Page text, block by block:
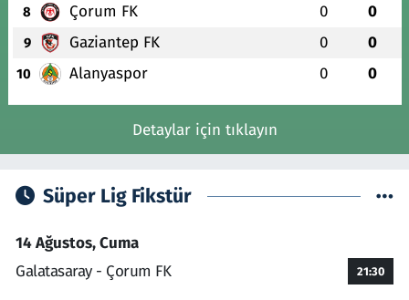
8 Çorum FK 0 0
9 Gaziantep FK 0 0
10 Alanyaspor 0 0
Detaylar için tıklayın
Süper Lig Fikstür
14 Ağustos, Cuma
Galatasaray - Çorum FK
21:30